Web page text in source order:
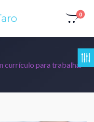
0
currículo para trabalhar